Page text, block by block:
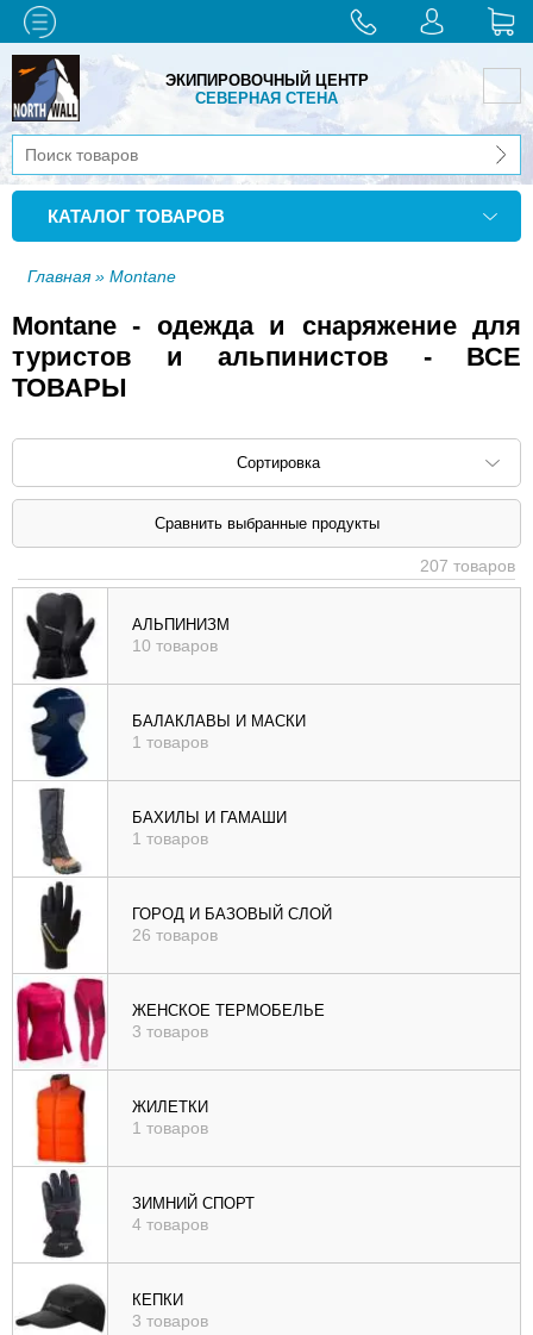
ЭКИПИРОВОЧНЫЙ ЦЕНТР
СЕВЕРНАЯ СТЕНА
КАТАЛОГ ТОВАРОВ
Главная» Montane
Montane - одежда и снаряжение для
туристов и альпинистов - ВСЕ
ТОВАРЫ
Сортировка
Сортировать по: наименованию (
убыв
возр
|
убыв
возр
|
убыв
207 товаров
АЛЬПИНИЗМ
10 товаров
БАЛАКЛАВЫ И МАСКИ
1 товаров
БАХИЛЫ И ГАМАШИ
1 товаров
ГОРОД И БАЗОВЫЙ СЛОЙ
26 товаров
ЖЕНСКОЕ ТЕРМОБЕЛЬЕ
3 товаров
ЖИЛЕТКИ
1 товаров
ЗИМНИЙ СПОРТ
4 товаров
КЕПКИ
3 товаров